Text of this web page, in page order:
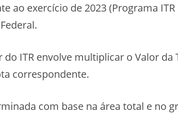
ao exercício de 2023 (Programa
do ITR envolve multiplicar o Valor
correspondente.
com base na área total e no